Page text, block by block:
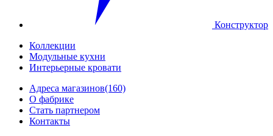
Конструктор
Коллекции
Модульные кухни
Интерьерные кровати
Адреса магазинов(160)
О фабрике
Стать партнером
Контакты